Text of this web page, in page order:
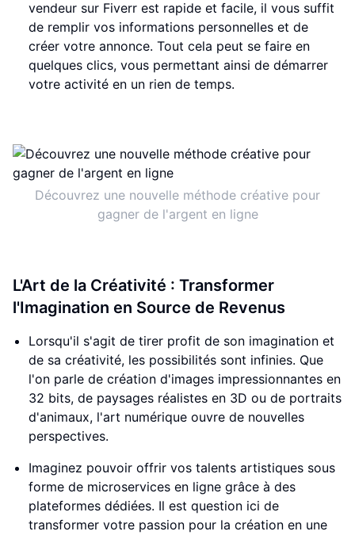
vendeur sur Fiverr est rapide et facile, il vous suffit
de remplir vos informations personnelles et de
créer votre annonce. Tout cela peut se faire en
quelques clics, vous permettant ainsi de démarrer
votre activité en un rien de temps.
Découvrez une nouvelle méthode créative pour
gagner de l'argent en ligne
L'Art de la Créativité : Transformer
l'Imagination en Source de Revenus
Lorsqu'il s'agit de tirer profit de son imagination et
de sa créativité, les possibilités sont infinies. Que
l'on parle de création d'images impressionnantes en
32 bits, de paysages réalistes en 3D ou de portraits
d'animaux, l'art numérique ouvre de nouvelles
perspectives.
Imaginez pouvoir offrir vos talents artistiques sous
forme de microservices en ligne grâce à des
plateformes dédiées. Il est question ici de
transformer votre passion pour la création en une